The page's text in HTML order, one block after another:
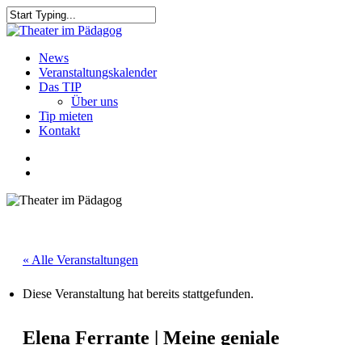
Skip
to
content
Close
search
Menu
News
Veranstaltungskalender
Das TIP
Über uns
Tip mieten
Kontakt
« Alle Veranstaltungen
Diese Veranstaltung hat bereits stattgefunden.
Elena Ferrante | Meine geniale